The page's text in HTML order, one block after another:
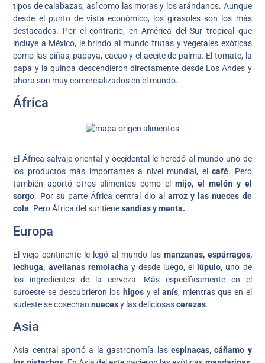
tipos de calabazas, así como las moras y los arándanos. Aunque
desde el punto de vista económico, los girasoles son los más
destacados. Por el contrario, en América del Sur tropical que
incluye a México, le brindo al mundo frutas y vegetales exóticas
como las piñas, papaya, cacao y el aceite de palma. El tomate, la
papa y la quinoa descendieron directamente desde Los Andes y
ahora son muy comercializados en el mundo.
África
El África salvaje oriental y occidental le heredó al mundo uno de
los productos más importantes a nivel mundial, elcafé. Pero
también aportó otros alimentos como el mijo, el melón y el
sorgo. Por su parte África central dio al arroz y las nueces de
cola. Pero África del sur tienesandías y menta.
Europa
El viejo continente le legó al mundo lasmanzanas, espárragos,
lechuga, avellanas remolacha y desde luego, el lúpulo, uno de
los ingredientes de la cerveza. Más específicamente en el
suroeste se descubrieron los higos y el anís, mientras que en el
sudeste se cosechannuecesy las deliciosascerezas.
Asia
Asia central aportó a la gastronomía las espinacas, cáñamo y